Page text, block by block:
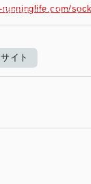
特化ホームページ
runninglife.com/
イト